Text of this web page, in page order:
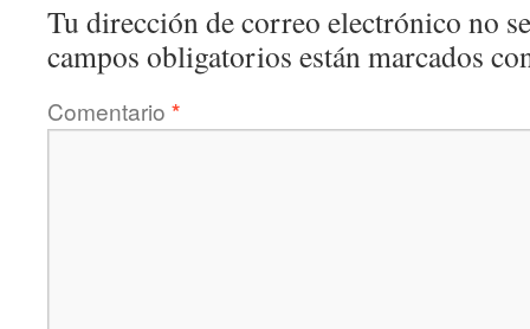
Tu dirección de correo electrónico no
campos obligatorios están marcados
Comentario *